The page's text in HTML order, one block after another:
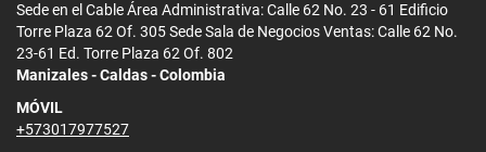
Sede en el Cable Área Administrativa: Calle 62 No. 23 - 61 Edificio
Torre Plaza 62 Of. 305 Sede Sala de Negocios Ventas: Calle 62 No.
23-61 Ed. Torre Plaza 62 Of. 802
Manizales - Caldas - Colombia
MÓVIL
+573017977527